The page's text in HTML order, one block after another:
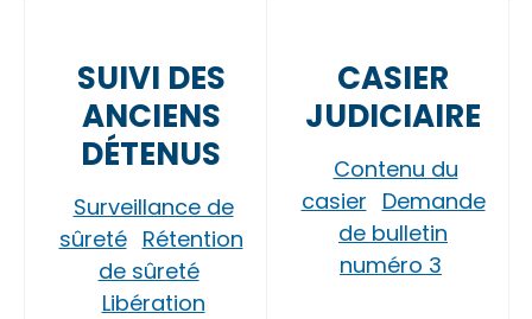
SUIVI DES
ANCIENS
DÉTENUS
Surveillance de
sûreté Rétention
de sûreté
Libération
CASIER
JUDICIAIRE
Contenu du
casier Demande
de bulletin
numéro 3